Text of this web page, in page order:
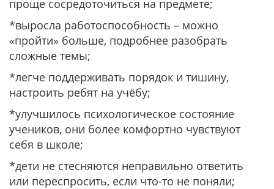
проще сосредоточиться на предмете;
*выросла работоспособность – можно
«пройти» больше, подробнее разобрать
сложные темы;
*легче поддерживать порядок и тишину,
настроить ребят на учёбу;
*улучшилось психологическое состояние
учеников, они более комфортно чувствуют
себя в школе;
*дети не стесняются неправильно ответить
или переспросить, если что-то не поняли;